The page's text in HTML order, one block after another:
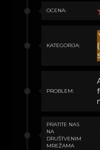
OCENA:
KATEGORIJA:
PROBLEM:
PRATITE NAS
NA
DRUŠTVENIM
MREŽAMA